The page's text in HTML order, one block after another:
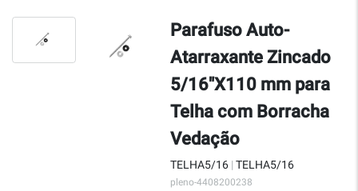
Parafuso Auto-
Atarraxante Zincado
5/16"X110 mm para
Telha com Borracha
Vedação
TELHA5/16 | TELHA5/16
pleno-4408200238